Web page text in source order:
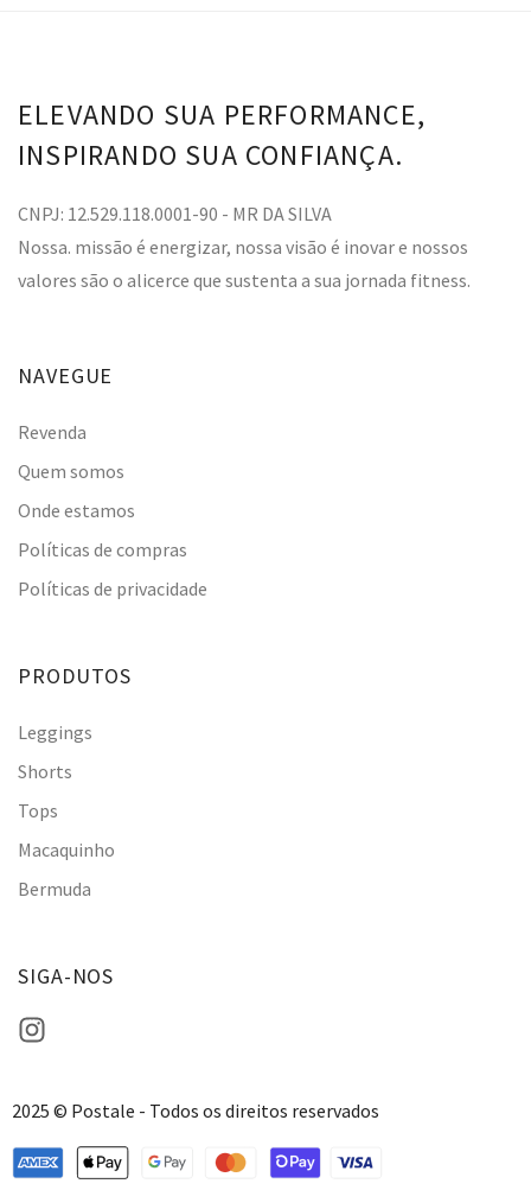
ELEVANDO SUA PERFORMANCE,
INSPIRANDO SUA CONFIANÇA.
CNPJ: 12.529.118.0001-90 - MR DA SILVA
Nossa. missão é energizar, nossa visão é inovar e nossos
valores são o alicerce que sustenta a sua jornada fitness.
NAVEGUE
Revenda
Quem somos
Onde estamos
Políticas de compras
Políticas de privacidade
PRODUTOS
Leggings
Shorts
Tops
Macaquinho
Bermuda
SIGA-NOS
2025 © Postale - Todos os direitos reservados